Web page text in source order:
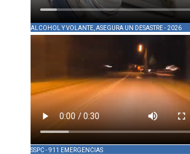
ALCOHOL Y VOLANTE, ASEGURA UN DESASTRE - 2026
SSPC - 911 EMERGENCIAS